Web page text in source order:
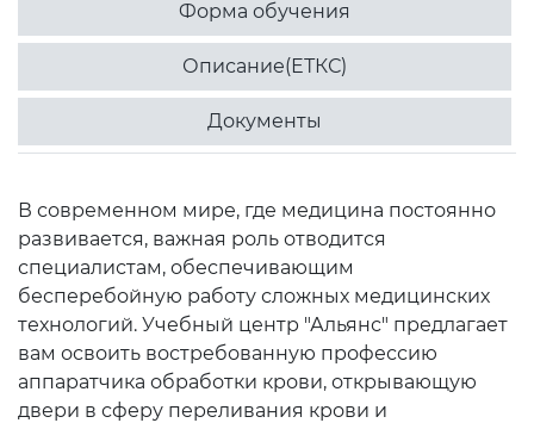
Форма обучения
Описание(ЕТКС)
Документы
В современном мире, где медицина постоянно
развивается, важная роль отводится
специалистам, обеспечивающим
бесперебойную работу сложных медицинских
технологий. Учебный центр "Альянс" предлагает
вам освоить востребованную профессию
аппаратчика обработки крови, открывающую
двери в сферу переливания крови и